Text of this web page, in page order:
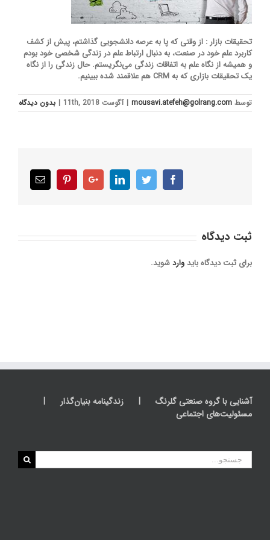
تحقیقات بازار : از وقتی که پا به عرصه دانشجویی گذاشتم، پیش از کشف
کاربرد علم خود در صنعت، به دنبال ارتباط علم در زندگی شخصی خود بودم
و همیشه از نگاه علم به اتفاقات زند‌گی می‌نگریستم. حال زندگی را از نگاه
یک تحقیقات بازاری که به CRM هم علاقمند شده ببینیم.
توسط mousavi.atefeh@golrang.com
| آگوست 11th, 2018 | بدون ديدگاه
Facebook
Twitter
LinkedIn
Google+
Pinterest
Email
ثبت ديدگاه
برای ثبت دیدگاه باید واردشوید.
آشنایی با گروه صنعتی گلرنگ
زندگینامه بنیان‌گذار
مسئولیت‌های اجتماعی
جستجو
برای: